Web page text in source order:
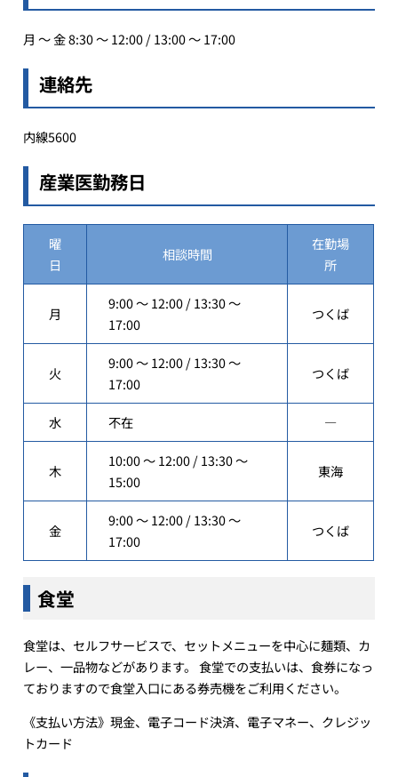
月 ～ 金 8:30 ～ 12:00 / 13:00 ～ 17:00
連絡先
内線5600
産業医勤務日
曜
日
相談時間
在勤場
所
月
9:00 ～ 12:00 / 13:30 ～
17:00
つくば
火
9:00 ～ 12:00 / 13:30 ～
17:00
つくば
水 不在 ―
木
10:00 ～ 12:00 / 13:30 ～
15:00
東海
金
9:00 ～ 12:00 / 13:30 ～
17:00
つくば
食堂
食堂は、セルフサービスで、セットメニューを中心に麺類、カ
レー、一品物などがあります。 食堂での支払いは、食券になっ
ておりますので食堂入口にある券売機をご利用ください。
《支払い方法》現金、電子コード決済、電子マネー、クレジッ
トカード